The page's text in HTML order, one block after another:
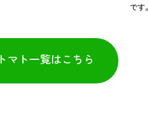
です。
マト一覧はこちら